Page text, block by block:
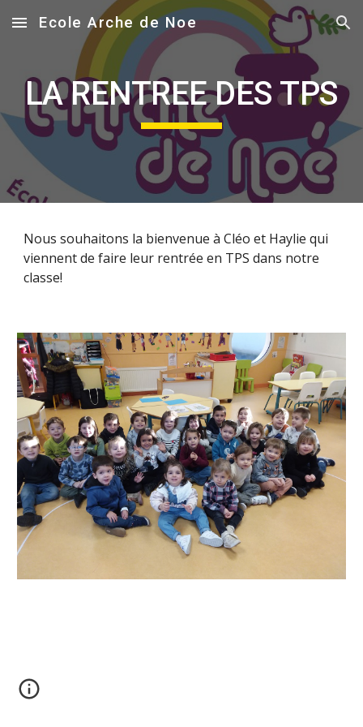
Skip to main content Skip to navigation
Ecole Arche de Noe
LA RENTREE DES TPS
Nous souhaitons la bienvenue à Cléo et Haylie qui
viennent de faire leur rentrée en TPS dans notre
classe!